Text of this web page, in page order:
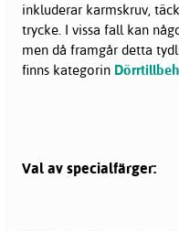
inkluderar karmskruv,
trycke. I vissa fall kan
men då framgår detta
finns kategorin
Val av specialfärger: